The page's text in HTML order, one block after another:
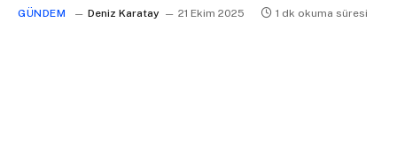
GÜNDEM Deniz Karatay 21 Ekim 2025 1 dk okuma süresi